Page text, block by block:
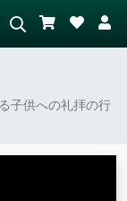
AI画像検索
子供への礼拝の行